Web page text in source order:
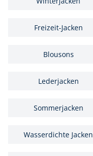
Freizeit-Jacken
Blousons
Lederjacken
Sommerjacken
Wasserdichte Jacken